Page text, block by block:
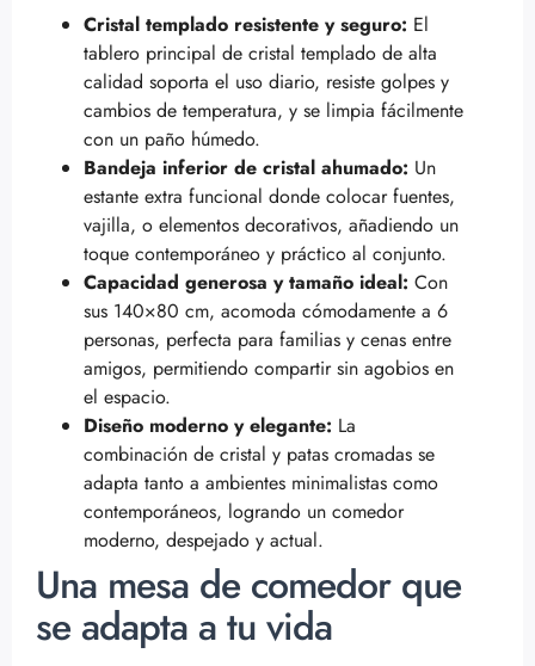
Cristal templado resistente y seguro: El
tablero principal de cristal templado de alta
calidad soporta el uso diario, resiste golpes y
cambios de temperatura, y se limpia fácilmente
con un paño húmedo.
Bandeja inferior de cristal ahumado: Un
estante extra funcional donde colocar fuentes,
vajilla, o elementos decorativos, añadiendo un
toque contemporáneo y práctico al conjunto.
Capacidad generosa y tamaño ideal: Con
sus 140×80 cm, acomoda cómodamente a 6
personas, perfecta para familias y cenas entre
amigos, permitiendo compartir sin agobios en
el espacio.
Diseño moderno y elegante: La
combinación de cristal y patas cromadas se
adapta tanto a ambientes minimalistas como
contemporáneos, logrando un comedor
moderno, despejado y actual.
Una mesa de comedor que
se adapta a tu vida